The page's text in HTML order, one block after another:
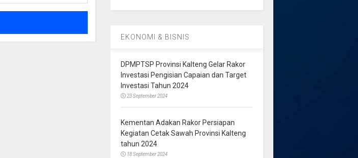
EKONOMI & BISNIS
DPMPTSP Provinsi Kalteng Gelar Rakor
Investasi Pengisian Capaian dan Target
Investasi Tahun 2024
23 September 2024
Kementan Adakan Rakor Persiapan
Kegiatan Cetak Sawah Provinsi Kalteng
tahun 2024
18 September 2024